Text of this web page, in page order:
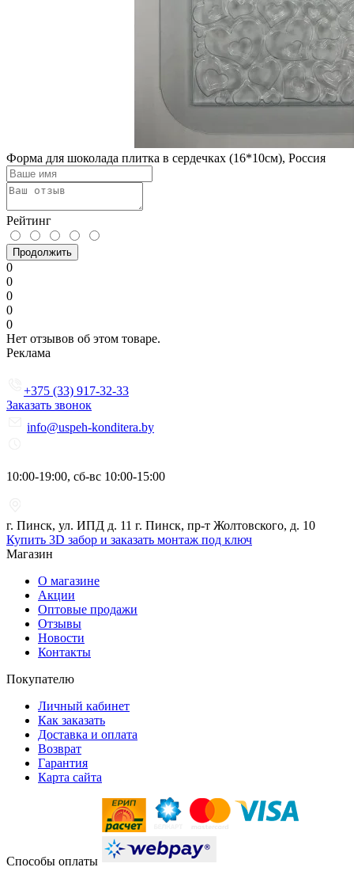
Форма для шоколада плитка в сердечках (16*10см), Россия
Рейтинг
Продолжить
0
0
0
0
0
Нет отзывов об этом товаре.
Реклама
+375 (33) 917-32-33
Заказать звонок
info@uspeh-konditera.by
10:00-19:00, сб-вс 10:00-15:00
г. Пинск, ул. ИПД д. 11 г. Пинск, пр-т Жолтовского, д. 10
Купить 3D забор и заказать монтаж под ключ
Магазин
О магазине
Акции
Оптовые продажи
Отзывы
Новости
Контакты
Покупателю
Личный кабинет
Как заказать
Доставка и оплата
Возврат
Гарантия
Карта сайта
Способы оплаты